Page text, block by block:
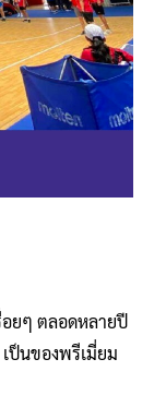
ยๆ ตลอดหลายปี
ป็นของพรีเมี่ยม